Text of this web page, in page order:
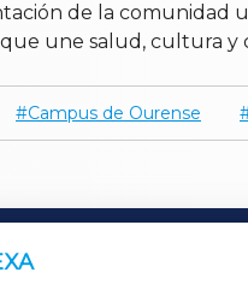
de la comunidad
une salud, cultura y
Campus de Ourense
PERIÓDICOS